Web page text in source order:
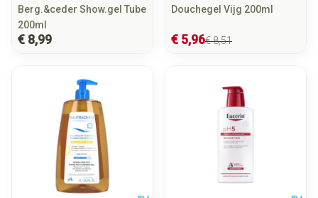
Berg.&ceder Show.gel Tube
200ml
€ 8,99
Douchegel Vijg 200ml
€ 8,51
€ 5,96